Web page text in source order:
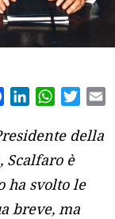
FacebookLinkedIn
della
Scalfaro è
ha svolto le
breve, ma